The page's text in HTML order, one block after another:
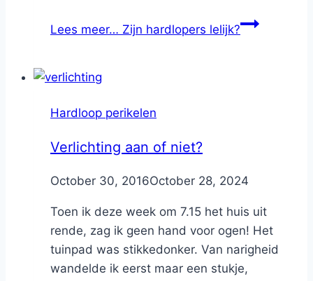
Lees meer… Zijn hardlopers lelijk?
Hardloop perikelen
Verlichting aan of niet?
ByNicole
October 30, 2016October 28, 2024
Toen ik deze week om 7.15 het huis uit
rende, zag ik geen hand voor ogen! Het
tuinpad was stikkedonker. Van narigheid
wandelde ik eerst maar een stukje,